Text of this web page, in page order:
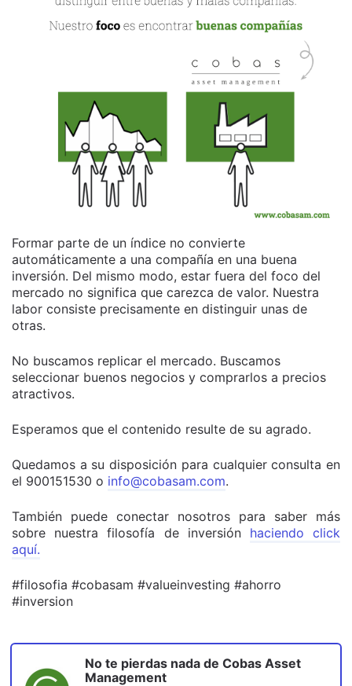
Formar parte de un índice no convierte
automáticamente a una compañía en una buena
inversión. Del mismo modo, estar fuera del foco del
mercado no significa que carezca de valor. Nuestra
labor consiste precisamente en distinguir unas de
otras.
No buscamos replicar el mercado. Buscamos
seleccionar buenos negocios y comprarlos a precios
atractivos.
Esperamos que el contenido resulte de su agrado.
Quedamos a su disposición para cualquier consulta en
el 900151530 o info@cobasam.com.
También puede conectar nosotros para saber más
sobre nuestra filosofía de inversión haciendo click
aquí.
#filosofia #cobasam #valueinvesting #ahorro
#inversion
No te pierdas nada de Cobas Asset
Management